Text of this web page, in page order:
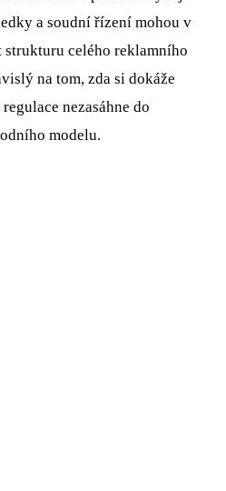
a soudní řízení mohou v
celého reklamního
na tom, zda si dokáže
nezasáhne do
modelu.